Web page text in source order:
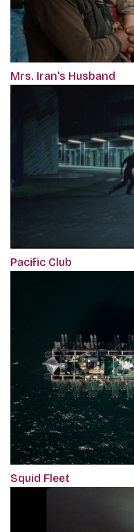
Mrs. Iran's Husband
Pacific Club
Squid Fleet